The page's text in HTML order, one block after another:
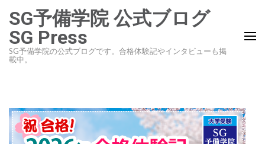
ン
テ
ン
キ
SG予備学院 公式ブログ
SG Press
SG予備学院の公式ブログです。合格体験記やインタビューも掲
載中。